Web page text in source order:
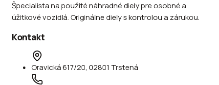
Špecialista na použité náhradné diely pre osobné a
úžitkové vozidlá. Originálne diely s kontrolou a zárukou.
Kontakt
Oravická 617/20, 02801 Trstená